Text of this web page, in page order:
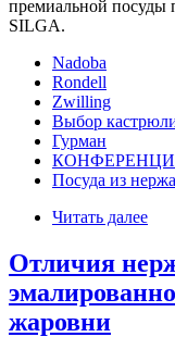
премиальной посуды
SILGA.
Nadoba
Rondell
Zwilling
Выбор
Гурман
Посуда из
Читать далее
Отличия
жаровни